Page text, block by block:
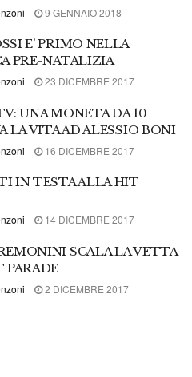
9 GENNAIO 2018
E’ PRIMO NELLA
PRE-NATALIZIA
23 DICEMBRE 2017
UNA MONETA DA 10
LA VITA AD ALESSIO BONI
16 DICEMBRE 2017
IN TESTA ALLA HIT
14 DICEMBRE 2017
SCALA LA VETTA
PARADE
2 DICEMBRE 2017